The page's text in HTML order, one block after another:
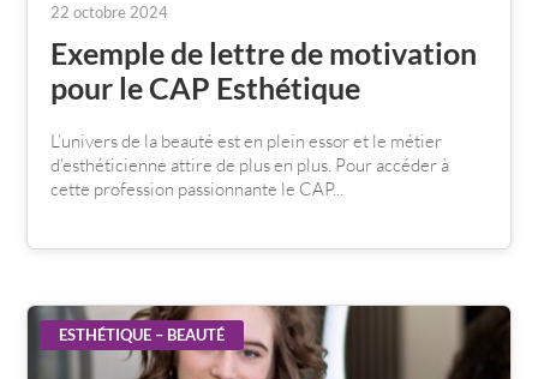
22 octobre 2024
Exemple de lettre de motivation
pour le CAP Esthétique
L’univers de la beauté est en plein essor et le métier
d’esthéticienne attire de plus en plus. Pour accéder à
cette profession passionnante le CAP...
ESTHÉTIQUE – BEAUTÉ